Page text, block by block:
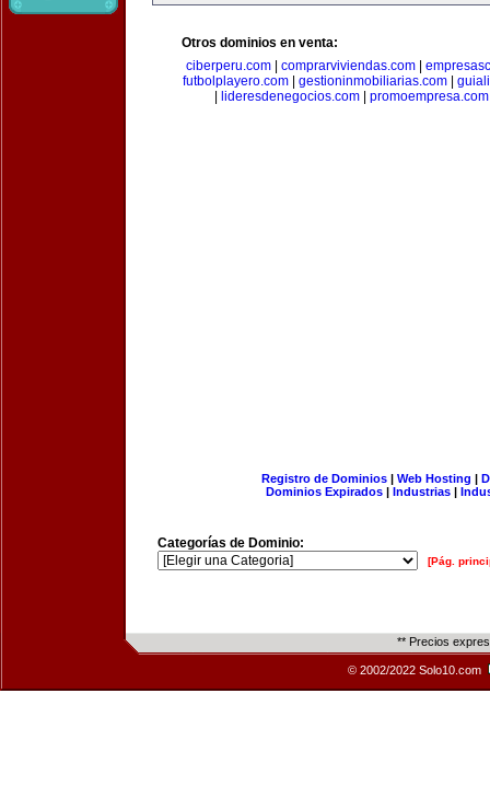
Otros dominios en venta:
ciberperu.com
comprarviviendas.com
futbolplayero.com| gestioninmobiliarias.com|
lideresdenegocios.com promoempresa.com
Registro de Dominios| Web Hosting |
Dominios Expirados | Industrias |
Categorías de Dominio:
[Pág.
** Precios
© 2002/2022 Solo10.com